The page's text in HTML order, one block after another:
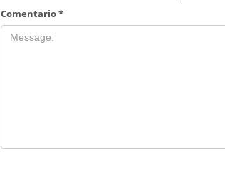
Comentario*